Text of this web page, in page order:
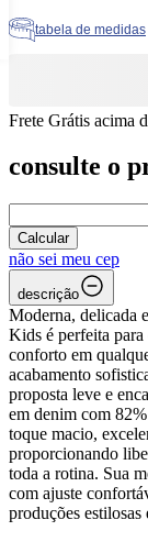
tabela de medidas
Frete Grátis acima
consulte o
Calcular
não sei meu cep
descrição
Moderna, delicada
Kids é perfeita para
conforto em
acabamento
proposta leve e
em denim com
toque macio,
proporcionando
toda a rotina. Sua
com ajuste
produções estilosas